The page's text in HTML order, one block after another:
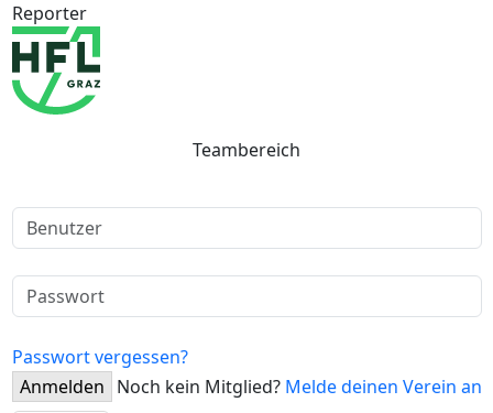
Reporter
Teambereich
Passwort vergessen?
Anmelden Noch kein Mitglied? Melde deinen Verein an